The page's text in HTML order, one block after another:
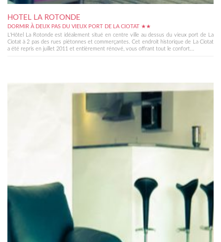
HOTEL LA ROTONDE
DORMIR À DEUX PAS DU VIEUX PORT DE LA CIOTAT ★★
L'Hôtel La Rotonde est idéalement situé en centre ville au dessus du vieux port de La
Ciotat à 2 pas des rues piétonnes et commerçantes. Cet endroit historique de La Ciotat
a été repris en juillet 2011 et entièrement rénové, vous offrant tout le confort...